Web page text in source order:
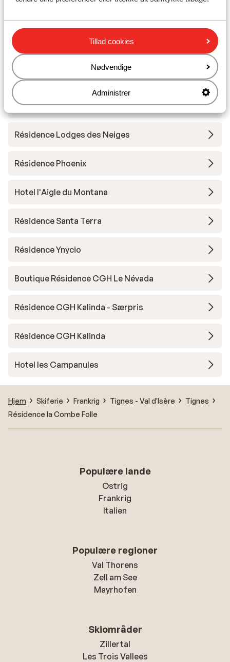
Tillad cookies
Nødvendige
Administrer
Résidence Le Jhana
Hotel Club Belambra Tignes Val Claret
Résidence Boutique CGH Le Lodge des Neiges
*****
Résidence Lodges des Neiges
Résidence Phoenix
Hotel l'Aigle du Montana
Résidence Santa Terra
Résidence Ynycio
Boutique Résidence CGH Le Névada
Résidence CGH Kalinda - Særpris
Résidence CGH Kalinda
Hotel les Campanules
Hjem Skiferie Frankrig Tignes - Val d'Isère
Tignes
Résidence la Combe Folle
Populære lande
Ostrig
Frankrig
Italien
Populære regioner
Val Thorens
Zell am See
Mayrhofen
Skiområder
Zillertal
Les Trois Vallees